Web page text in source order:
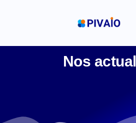
Nos